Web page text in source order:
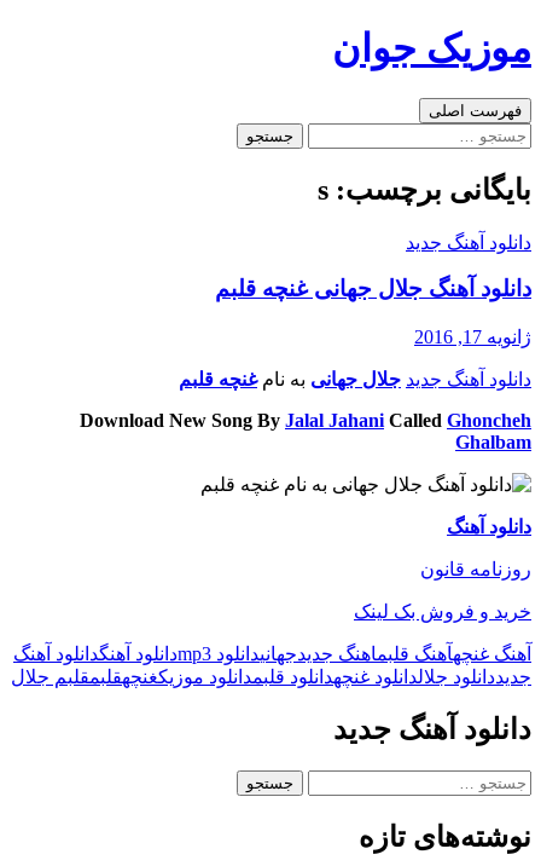
به
موزیک جوان
جست‌وجو
فهرست اصلی
جستجو
بایگانی برچسب: s
دانلود آهنگ جدید
دانلود آهنگ جلال جهانی غنچه قلبم
ژانویه 17, 2016
دانلود آهنگ جدید جلال جهانی به نامغنچه قلبم
Download New Song By Jalal Jahani Called Ghoncheh
Ghalbam
دانلود آهنگ
روزنامه قانون
خرید و فروش بک لینک
آهنگ غنچهآهنگ قلبماهنگ جدیدجهانیدانلود mp3 دانلود آهنگدانلود آهنگ
جدیددانلود جلالدانلود غنچهدانلود قلبمدانلود موزیکغنچهقلبمقلبم جلال
دانلود آهنگ جدید
جستجو
نوشته‌های تازه